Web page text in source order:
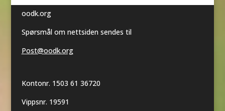
oodk.org
Spørsmål om nettsiden sendes til
Post@oodk.org
Kontonr. 1503 61 36720
Vippsnr. 19591